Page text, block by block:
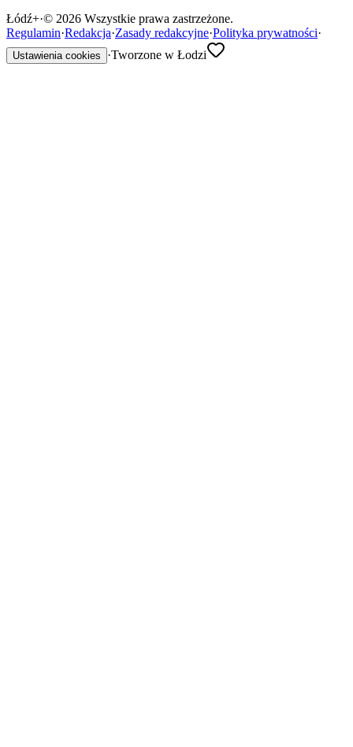
Łódź+·© 2026 Wszystkie prawa zastrzeżone.
Regulamin·Redakcja·Zasady redakcyjne·Polityka prywatności·
Ustawienia cookies ·Tworzone w Łodzi